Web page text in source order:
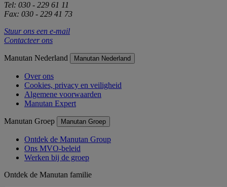
Tel: 030 - 229 61 11
Fax: 030 - 229 41 73
Stuur ons een e-mail
Contacteer ons
Manutan Nederland Manutan Nederland
Over ons
Cookies, privacy en veiligheid
Algemene voorwaarden
Manutan Expert
Manutan Groep Manutan Groep
Ontdek de Manutan Group
Ons MVO-beleid
Werken bij de groep
Ontdek de Manutan familie